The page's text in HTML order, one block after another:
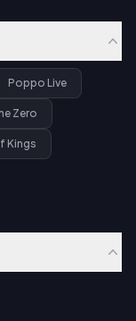
Poppo Live
Zero
Kings